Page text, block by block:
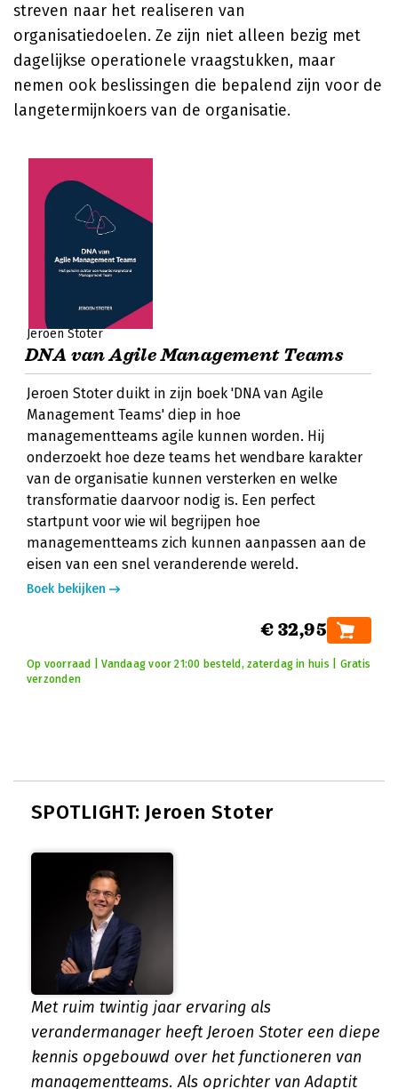
streven naar het realiseren van
organisatiedoelen. Ze zijn niet alleen bezig met
dagelijkse operationele vraagstukken, maar
nemen ook beslissingen die bepalend zijn voor de
langetermijnkoers van de organisatie.
Jeroen Stoter
DNA van Agile Management Teams
Jeroen Stoter duikt in zijn boek 'DNA van Agile
Management Teams' diep in hoe
managementteams agile kunnen worden. Hij
onderzoekt hoe deze teams het wendbare karakter
van de organisatie kunnen versterken en welke
transformatie daarvoor nodig is. Een perfect
startpunt voor wie wil begrijpen hoe
managementteams zich kunnen aanpassen aan de
eisen van een snel veranderende wereld.
Boek bekijken
€ 32,95
Op voorraad | Vandaag voor 21:00 besteld, zaterdag in huis | Gratis
verzonden
SPOTLIGHT: Jeroen Stoter
Met ruim twintig jaar ervaring als
verandermanager heeft Jeroen Stoter een diepe
kennis opgebouwd over het functioneren van
managementteams. Als oprichter van Adaptit